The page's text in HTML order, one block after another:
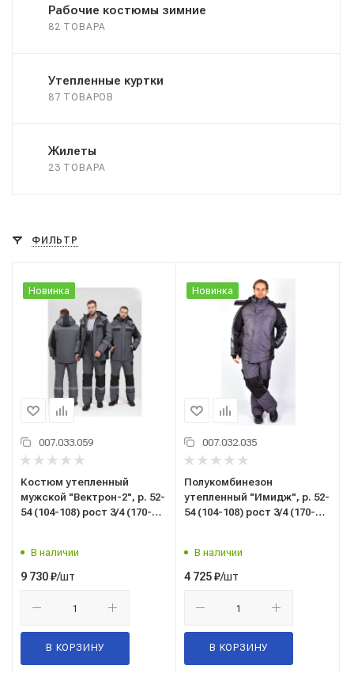
Рабочие костюмы зимние
82 ТОВАРА
Утепленные куртки
87 ТОВАРОВ
Жилеты
23 ТОВАРА
ФИЛЬТР
Новинка
007.033.059
Костюм утепленный
мужской "Вектрон-2", р. 52-
54 (104-108) рост 3/4 (170-
серый/черный, с СОП
В наличии
9 730₽/шт
В КОРЗИНУ
Новинка
007.032.035
Полукомбинезон
утепленный "Имидж", р. 52-
54 (104-108) рост 3/4 (170-
В наличии
4 725₽/шт
В КОРЗИНУ